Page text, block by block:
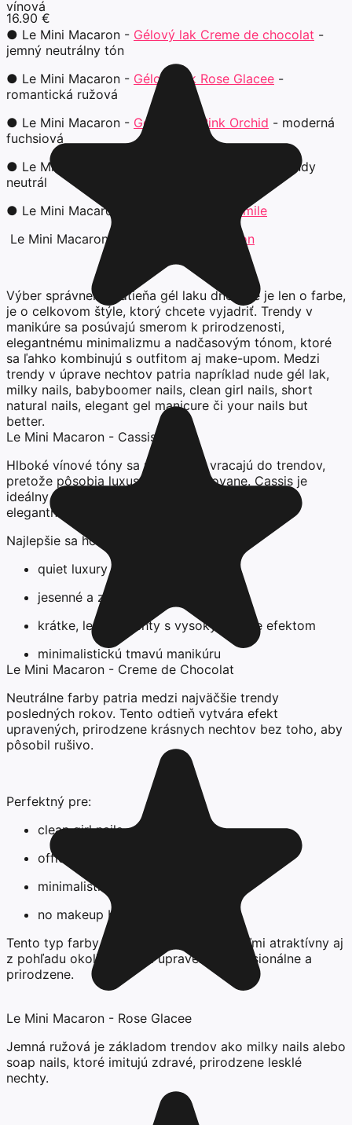
vínová
● Le Mini Macaron - Gélový lak Creme de chocolat -
jemný neutrálny tón
● Le Mini Macaron - Gélový lak Rose Glacee -
romantická ružová
● Le Mini Macaron - Gélový lak Pink Orchid - moderná
fuchsiová
● Le Mini Macaron -
- trendy
neutrál
● Le Mini Macaron -
Gélový lak Chamomile
Le Mini Macaron -
Gélový lak Persimmon
Výber správneho odtieňa gél laku dnes nie je len o farbe,
je o celkovom štýle, ktorý chcete vyjadriť. Trendy v
manikúre sa posúvajú smerom k prirodzenosti,
elegantnému minimalizmu a nadčasovým tónom, ktoré
sa ľahko kombinujú s outfitom aj make-upom. Medzi
trendy v úprave nechtov patria napríklad nude gél lak,
milky nails, babyboomer nails, clean girl nails, short
natural nails, elegant gel manicure či your nails but
better.
Le Mini Macaron - Cassis
Hlboké vínové tóny sa pravidelne vracajú do trendov,
pretože pôsobia luxusne a sofistikovane. Cassis je
ideálny pre ženy, ktoré chcú výraznejšiu, no stále
elegantnú manikúru.
Najlepšie sa hodí na:
quiet luxury štýl nechtov
jesenné a zimné nechty
krátke, lesklé nechty s vysokým shine efektom
minimalistickú tmavú manikúru
Le Mini Macaron - Creme de Chocolat
Neutrálne farby patria medzi najväčšie trendy
posledných rokov. Tento odtieň vytvára efekt
upravených, prirodzene krásnych nechtov bez toho, aby
pôsobil rušivo.
Perfektný pre:
clean girl nails
office nails
minimalistickú manikúru
no makeup beauty look
Tento typ farby je často vnímaný ako veľmi atraktívny aj
z pohľadu okolia, pôsobí upravene, profesionálne a
prirodzene.
Le Mini Macaron - Rose Glacee
Jemná ružová je základom trendov ako milky nails alebo
soap nails, ktoré imitujú zdravé, prirodzene lesklé
nechty.
16.90 €